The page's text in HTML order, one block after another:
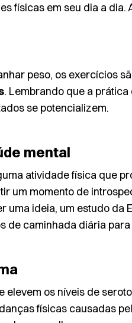
físicas em seu dia a dia.
peso, os exercícios
. Lembrando que a
se potencializem.
mental
atividade física que
um momento de
uma ideia, um estudo
de caminhada diária
elevem os níveis de
físicas causadas